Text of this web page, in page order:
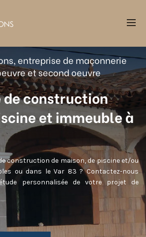
construction maison Brignoles
entreprise de maçonnerie
et second oeuvre
de construction
et immeuble à
construction de maison, de piscine et/ou
ou dans le Var 83 ? Contactez-nous
personnalisée de votre projet de